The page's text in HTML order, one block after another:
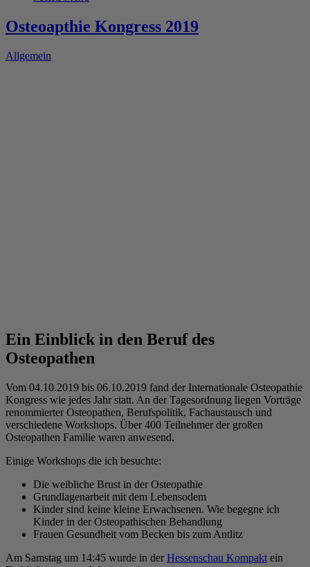
Osteoapthie Kongress 2019
Allgemein
Ein Einblick in den Beruf des
Osteopathen
Vom 04.10.2019 bis 06.10.2019 fand der Internationale Osteopathie
Kongress wie jedes Jahr statt. An der Tagesordnung liegen Vorträge
renommierter Osteopathen, Berufspolitik, Fachaustausch und
verschiedene Workshops. Über 400 Teilnehmer der großen
Osteopathen Familie waren anwesend.
Einige Workshops die ich besuchte:
Die weibliche Brust in der Osteopathie
Grundlagenarbeit mit dem Lebensodem
Kinder sind keine kleine Erwachsenen. Wie begegne ich
Kinder in der Osteopathischen Behandlung
Frauen Gesundheit vom Becken bis zum Antlitz
Am Samstag um 14:45 wurde in der Hessenschau Kompakt ein